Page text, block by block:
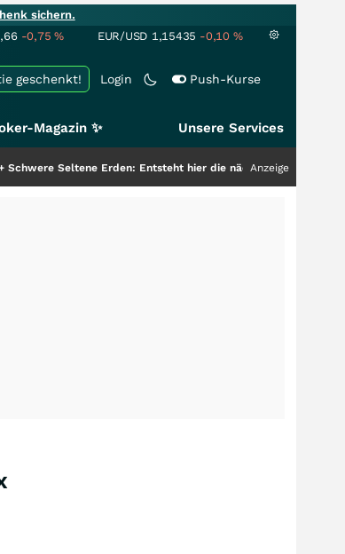
sichern.
-0,75% EUR/USD 1,15435 -0,10 %
Login Push-Kurse
geschenkt!
Magazin ✨ Unsere Services
Erden: Entsteht hier die nächste Milliardenstory?
Anzeige